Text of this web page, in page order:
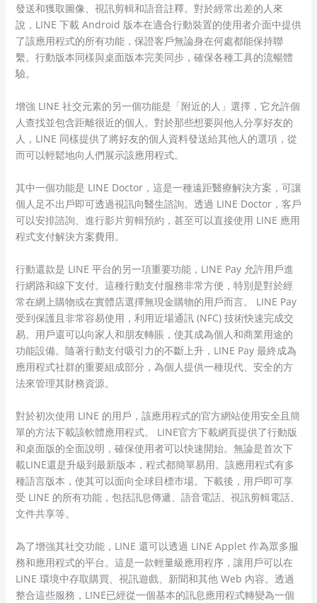
發送和獲取圖像、視訊剪輯和語音註釋。對於經常出差的人來
說，LINE 下載 Android 版本在適合行動裝置的使用者介面中提供
了該應用程式的所有功能，保證客戶無論身在何處都能保持聯
繫。行動版本同樣與桌面版本完美同步，確保各種工具的流暢體
驗。
增強 LINE 社交元素的另一個功能是「附近的人」選擇，它允許個
人查找並包含距離很近的個人。對於那些想要與他人分享好友的
人，LINE 同樣提供了將好友的個人資料發送給其他人的選項，從
而可以輕鬆地向人們展示該應用程式。
其中一個功能是 LINE Doctor，這是一種遠距醫療解決方案，可讓
個人足不出戶即可透過視訊向醫生諮詢。透過 LINE Doctor，客戶
可以安排諮詢、進行影片剪輯預約，甚至可以直接使用 LINE 應用
程式支付解決方案費用。
行動還款是 LINE 平台的另一項重要功能，LINE Pay 允許用戶進
行網路和線下支付。這種行動支付服務非常方便，特別是對於經
常在網上購物或在實體店選擇無現金購物的用戶而言。 LINE Pay
受到保護且非常容易使用，利用近場通訊 (NFC) 技術快速完成交
易。用戶還可以向家人和朋友轉賬，使其成為個人和商業用途的
功能設備。隨著行動支付吸引力的不斷上升，LINE Pay 最終成為
應用程式社群的重要組成部分，為個人提供一種現代、安全的方
法來管理其財務資源。
對於初次使用 LINE 的用戶，該應用程式的官方網站使用安全且簡
單的方法下載該軟體應用程式。 LINE官方下載網頁提供了行動版
和桌面版的全面說明，確保使用者可以快速開始。無論是首次下
載LINE還是升級到最新版本，程式都簡單易用。該應用程式有多
種語言版本，使其可以面向全球目標市場。下載後，用戶即可享
受 LINE 的所有功能，包括訊息傳遞、語音電話、視訊剪輯電話、
文件共享等。
為了增強其社交功能，LINE 還可以透過 LINE Applet 作為眾多服
務和應用程式的平台。這是一款輕量級應用程序，讓用戶可以在
LINE 環境中存取購買、視訊遊戲、新聞和其他 Web 內容。透過
整合這些服務，LINE已經從一個基本的訊息應用程式轉變為一個